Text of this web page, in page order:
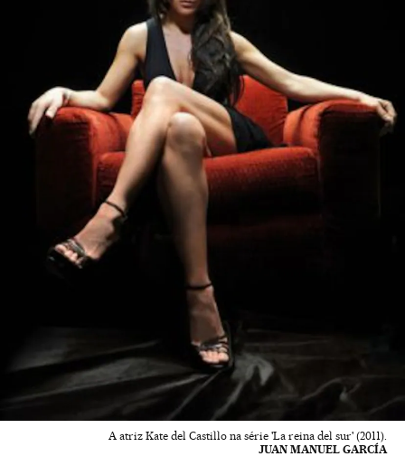
A atriz Kate del Castillo na série 'La reina del sur' (2011).
JUAN MANUEL GARCÍA